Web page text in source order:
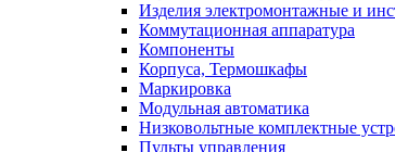
Изделия электромонтажные и
Коммутационная аппаратура
Компоненты
Корпуса, Термошкафы
Маркировка
Модульная автоматика
Низковольтные комплектные
Пульты управления